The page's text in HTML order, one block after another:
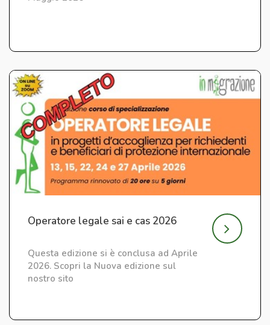
Operatore legale sai e cas 2026
Questa edizione si è conclusa ad Aprile
2026. Scopri la Nuova edizione sul
nostro sito